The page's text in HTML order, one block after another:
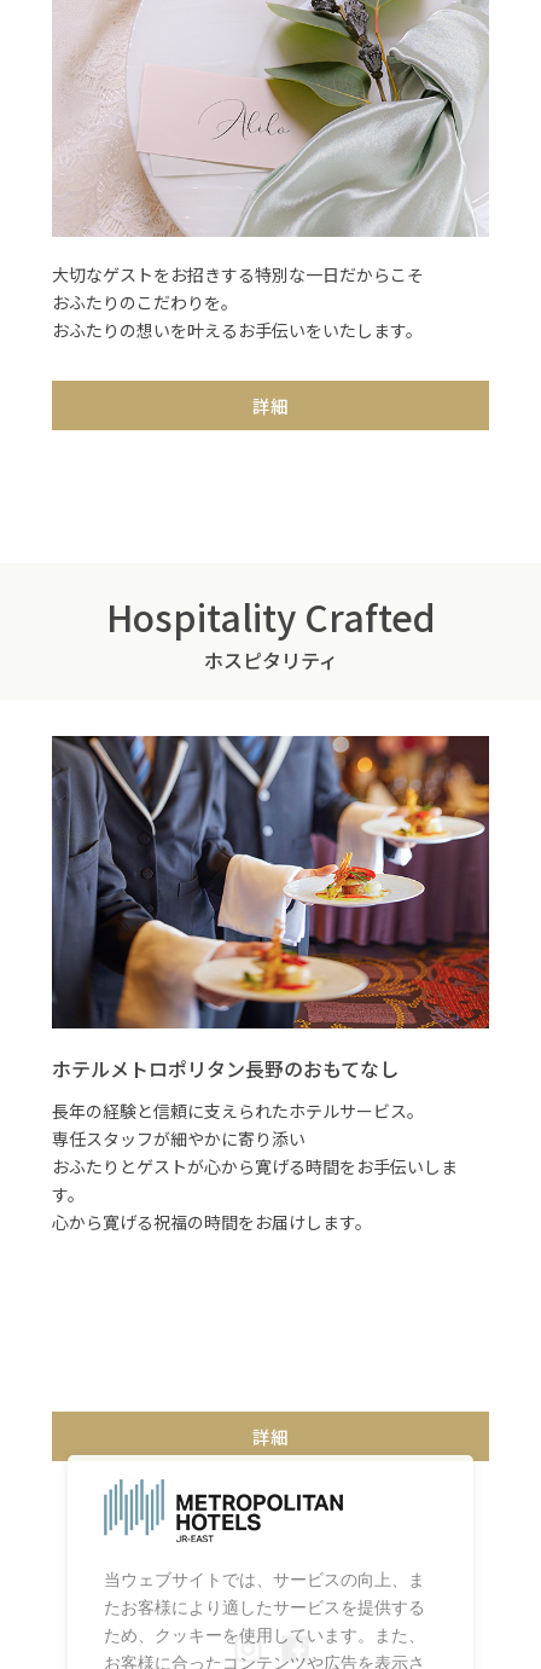
大切なゲストをお招きする特別な一日だからこそ
おふたりのこだわりを。
おふたりの想いを叶えるお手伝いをいたします。
詳細
Hospitality Crafted
ホスピタリティ
ホテルメトロポリタン長野のおもてなし
長年の経験と信頼に支えられたホテルサービス。
専任スタッフが細やかに寄り添い
おふたりとゲストが心から寛げる時間をお手伝いしま
す。
心から寛げる祝福の時間をお届けします。
詳細
当ウェブサイトでは、サービスの向上、ま
たお客様により適したサービスを提供する
ため、クッキーを使用しています。また、
お客様に合ったコンテンツや広告を表示さ